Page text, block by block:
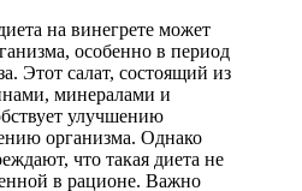
на винегрете может
особенно в период
Этот салат, состоящий из
минералами и
улучшению
организма. Однако
что такая диета не
в рационе. Важно